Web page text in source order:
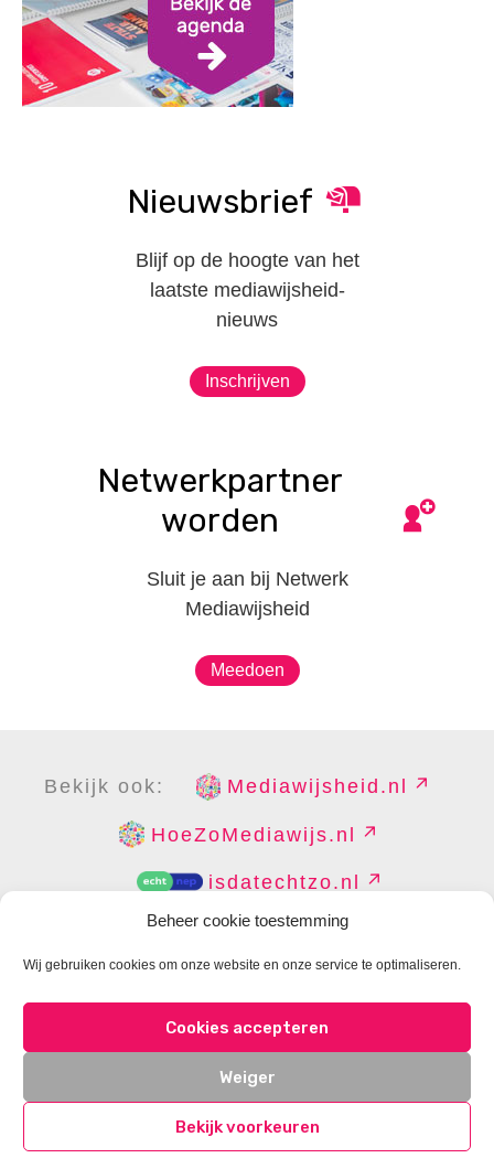
Beheer cookie toestemming
Wij gebruiken cookies om onze website en onze service te optimaliseren.
Cookies accepteren
Weiger
Bekijk voorkeuren
Nieuwsbrief
Blijf op de hoogte van het
laatste mediawijsheid-
nieuws
Inschrijven
Netwerkpartner
worden
Sluit je aan bij Netwerk
Mediawijsheid
Meedoen
Bekijk ook: Mediawijsheid.nl
HoeZoMediawijs.nl
isdatechtzo.nl
DISCLAIMER PRIVACY
CONTACT
COOKIES BEHEREN